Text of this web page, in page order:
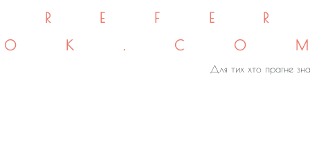
Для тих хто прагне